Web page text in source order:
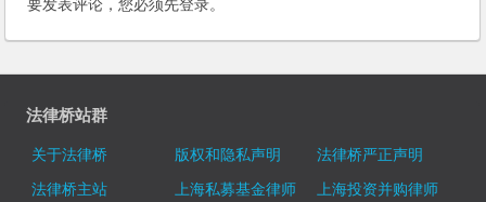
要发表评论，您必须先登录。
法律桥站群
关于法律桥 版权和隐私声明
法律桥严正声明
法律桥主站
上海私募基金律师
上海投资并购律师